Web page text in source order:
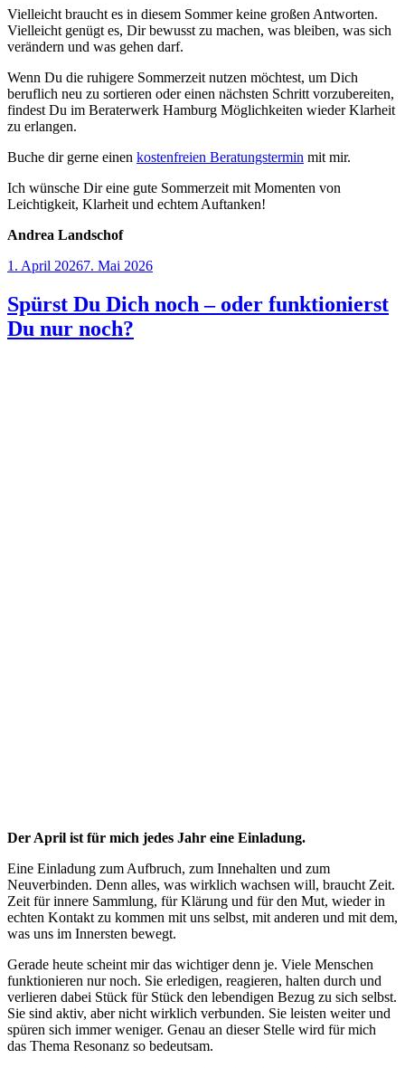
Vielleicht braucht es in diesem Sommer keine großen Antworten.
Vielleicht genügt es, Dir bewusst zu machen, was bleiben, was sich
verändern und was gehen darf.
Wenn Du die ruhigere Sommerzeit nutzen möchtest, um Dich
beruflich neu zu sortieren oder einen nächsten Schritt vorzubereiten,
findest Du im Beraterwerk Hamburg Möglichkeiten wieder Klarheit
zu erlangen.
Buche dir gerne einen kostenfreien Beratungstermin mit mir.
Ich wünsche Dir eine gute Sommerzeit mit Momenten von
Leichtigkeit, Klarheit und echtem Auftanken!
Andrea Landschof
Veröffentlicht
1. April 20267. Mai 2026
Spürst Du Dich noch – oder funktionierst
Du nur noch?
Der April ist für mich jedes Jahr eine Einladung.
Eine Einladung zum Aufbruch, zum Innehalten und zum
Neuverbinden. Denn alles, was wirklich wachsen will, braucht Zeit.
Zeit für innere Sammlung, für Klärung und für den Mut, wieder in
echten Kontakt zu kommen mit uns selbst, mit anderen und mit dem,
was uns im Innersten bewegt.
Gerade heute scheint mir das wichtiger denn je. Viele Menschen
funktionieren nur noch. Sie erledigen, reagieren, halten durch und
verlieren dabei Stück für Stück den lebendigen Bezug zu sich selbst.
Sie sind aktiv, aber nicht wirklich verbunden. Sie leisten weiter und
spüren sich immer weniger. Genau an dieser Stelle wird für mich
das Thema Resonanz so bedeutsam.